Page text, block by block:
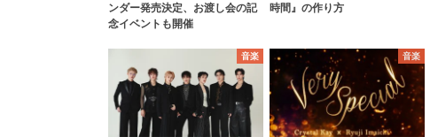
ンダー発売決定、お渡し会の記
念イベントも開催
時間』の作り方
音楽 音楽